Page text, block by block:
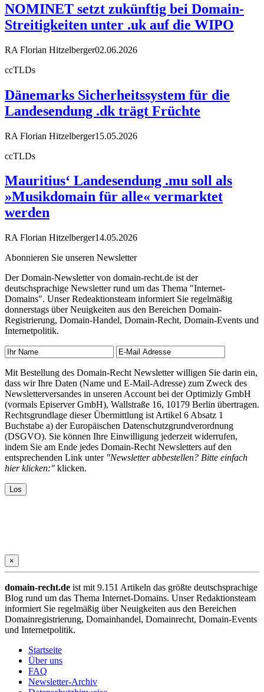
NOMINET setzt zukünftig bei Domain-
Streitigkeiten unter .uk auf die WIPO
RA Florian Hitzelberger02.06.2026
ccTLDs
Dänemarks Sicherheitssystem für die
Landesendung .dk trägt Früchte
RA Florian Hitzelberger15.05.2026
ccTLDs
Mauritius‘ Landesendung .mu soll als
»Musikdomain für alle« vermarktet
werden
RA Florian Hitzelberger14.05.2026
Abonnieren Sie unseren Newsletter
Der Domain-Newsletter von domain-recht.de ist der
deutschsprachige Newsletter rund um das Thema "Internet-
Domains". Unser Redeaktionsteam informiert Sie regelmäßig
donnerstags über Neuigkeiten aus den Bereichen Domain-
Registrierung, Domain-Handel, Domain-Recht, Domain-Events und
Internetpolitik.
Mit Bestellung des Domain-Recht Newsletter willigen Sie darin ein,
dass wir Ihre Daten (Name und E-Mail-Adresse) zum Zweck des
Newsletterversandes in unseren Account bei der Optimizly GmbH
(vormals Episerver GmbH), Wallstraße 16, 10179 Berlin übertragen.
Rechtsgrundlage dieser Übermittlung ist Artikel 6 Absatz 1
Buchstabe a) der Europäischen Datenschutzgrundverordnung
(DSGVO). Sie können Ihre Einwilligung jederzeit widerrufen,
indem Sie am Ende jedes Domain-Recht Newsletters auf den
entsprechenden Link unter "Newsletter abbestellen? Bitte einfach
hier klicken:" klicken.
×
domain-recht.de ist mit 9.151 Artikeln das größte deutschsprachige
Blog rund um das Thema Internet-Domains. Unser Redaktionsteam
informiert Sie regelmäßig über Neuigkeiten aus den Bereichen
Domainregistrierung, Domainhandel, Domainrecht, Domain-Events
und Internetpolitik.
Startseite
Über uns
FAQ
Newsletter-Archiv